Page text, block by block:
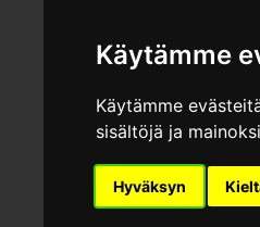
Käytämme
Käytämme
sisältöjä ja
Hyväksyn